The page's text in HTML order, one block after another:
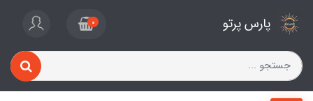
پارس پرتو 0